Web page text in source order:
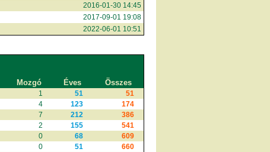
2016-01-30 14:45
2017-09-01 19:08
2022-06-01 10:51
Mozgó Éves Összes
1 51
51
4 123
174
7 212
386
2 155
541
0 68
609
0 51
660